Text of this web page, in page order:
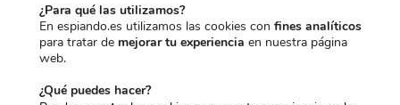
DESCUENTO EN TU PRIMER
PEDIDO SUSCRIBIÉNDOTE EN
NUESTRA NEWSLETTER
¿Para qué las utilizamos?
En espiando.es utilizamos las cookies con fines analíticos
para tratar de mejorar tu experiencia en nuestra página
web.
¿Qué puedes hacer?